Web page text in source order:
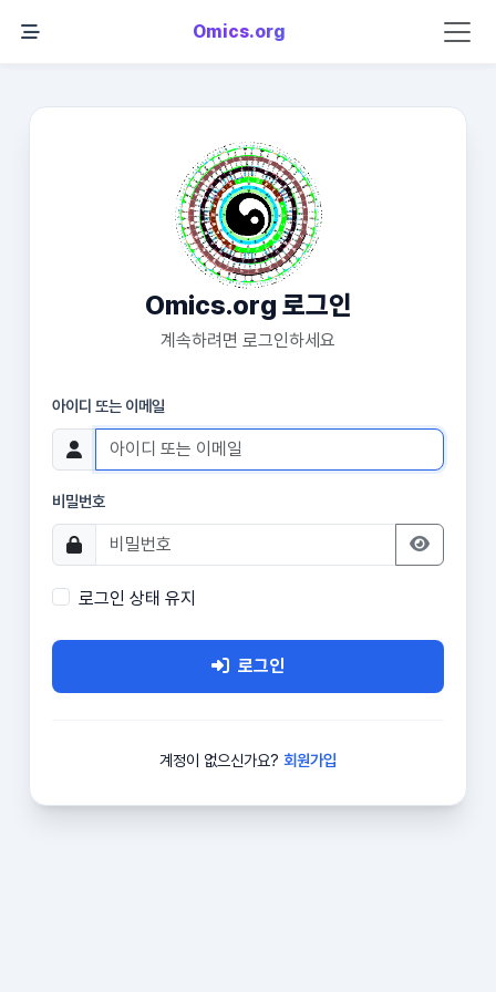
Omics.org
Omics.org 로그인
계속하려면 로그인하세요
아이디 또는 이메일
비밀번호
로그인 상태 유지
로그인
계정이 없으신가요? 회원가입